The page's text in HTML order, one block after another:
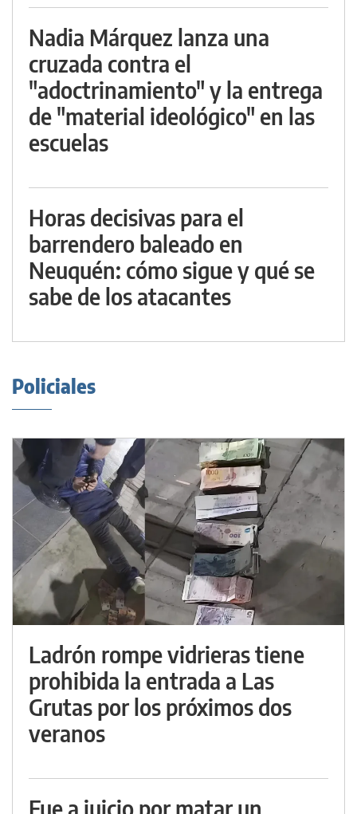
Nadia Márquez lanza una
cruzada contra el
"adoctrinamiento" y la entrega
de "material ideológico" en las
escuelas
Horas decisivas para el
barrendero baleado en
Neuquén: cómo sigue y qué se
sabe de los atacantes
Policiales
Ladrón rompe vidrieras tiene
prohibida la entrada a Las
Grutas por los próximos dos
veranos
Fue a juicio por matar un